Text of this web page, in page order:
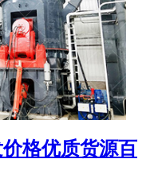
格优质货源百